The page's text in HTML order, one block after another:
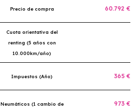
Precio de compra 60.792 €
Cuota orientativa del
renting (5 años con
10.000km/año)
Impuestos (Año) 365 €
Neumáticos (1 cambio de
973 €